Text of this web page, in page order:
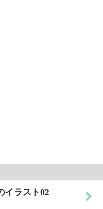
イラスト02